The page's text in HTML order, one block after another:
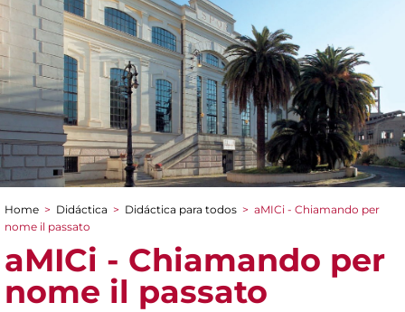
You are here
Home > Didáctica > Didáctica para todos > aMICi - Chiamando per
nome il passato
aMICi - Chiamando per
nome il passato